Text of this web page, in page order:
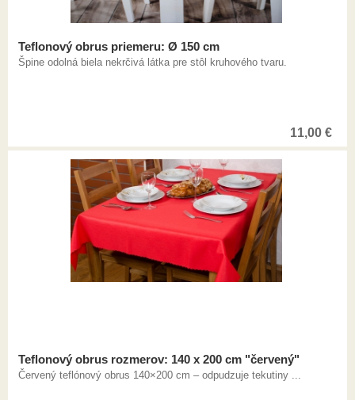
Teflonový obrus priemeru: Ø 150 cm
Špine odolná biela nekrčivá látka pre stôl kruhového tvaru.
11,00 €
Teflonový obrus rozmerov: 140 x 200 cm "červený"
Červený teflónový obrus 140×200 cm – odpudzuje tekutiny ...